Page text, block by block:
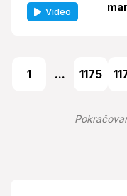
Video
1 ... 1175